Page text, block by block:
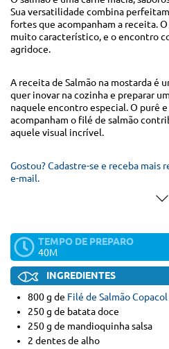
Sua versatilidade combina
fortes que acompanham a receita.
muito característico, e o encontro
agridoce.
A receita de Salmão na mostarda é
quer inovar na cozinha e preparar
naquele encontro especial. O purê
acompanham o filé de salmão
aquele visual incrível.
Gostou? Cadastre-se e receba mais
e-mail.
TEMPO DE PREPARO
40M
INGREDIENTES
800 g de Filé de Salmão Copacol
250 g de batata doce
250 g de mandioquinha salsa
2 dentes de alho